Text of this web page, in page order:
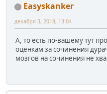
Easyskanker
декабря 3, 2018, 13:04
А, то есть по-вашему тут
оценкам за сочинения
мозгов на сочинения не